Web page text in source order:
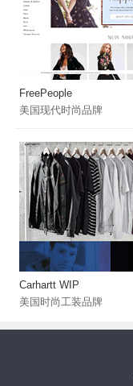
FreePeople
美国现代时尚品牌
Carhartt WIP
美国时尚工装品牌